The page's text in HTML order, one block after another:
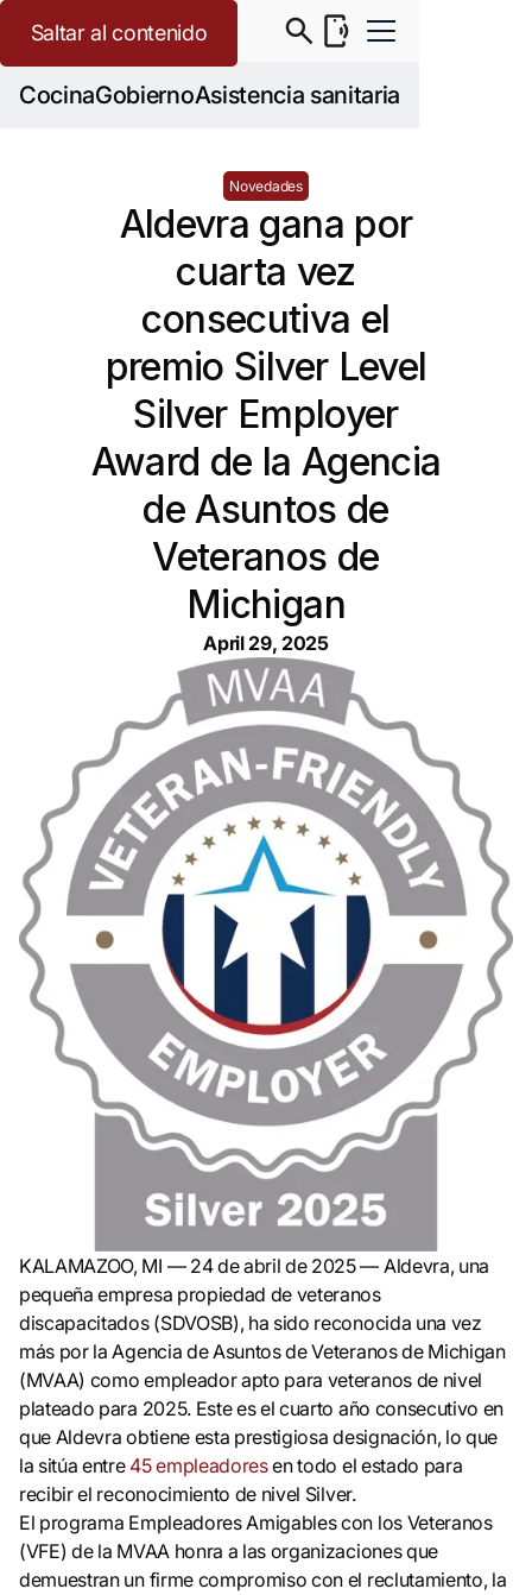
CocinaGobiernoAsistencia sanitaria
Saltar al contenido
Novedades
Aldevra gana por
cuarta vez
consecutiva el
premio Silver Level
Silver Employer
Award de la Agencia
de Asuntos de
Veteranos de
Michigan
April 29, 2025
KALAMAZOO, MI — 24 de abril de 2025 — Aldevra, una
pequeña empresa propiedad de veteranos
discapacitados (SDVOSB), ha sido reconocida una vez
más por la Agencia de Asuntos de Veteranos de Michigan
(MVAA) como empleador apto para veteranos de nivel
plateado para 2025. Este es el cuarto año consecutivo en
que Aldevra obtiene esta prestigiosa designación, lo que
la sitúa entre 45 empleadoresen todo el estado para
recibir el reconocimiento de nivel Silver.
El programa Empleadores Amigables con los Veteranos
(VFE) de la MVAA honra a las organizaciones que
demuestran un firme compromiso con el reclutamiento, la